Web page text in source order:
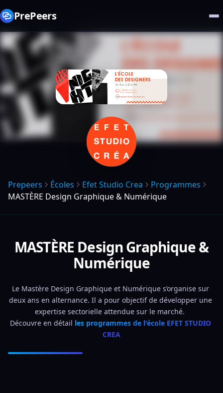
PrePeers
Prepeers Écoles Efet Studio Crea
Programmes
MASTÈRE Design Graphique & Numérique
MASTÈRE Design Graphique &
Numérique
Le Mastère Design Graphique et Numérique s’organise sur
deux ans en alternance. Il a pour objectif de développer une
expertise sectorielle attendue sur le marché.
Découvre en détail les programmes de l'école EFET STUDIO
CREA